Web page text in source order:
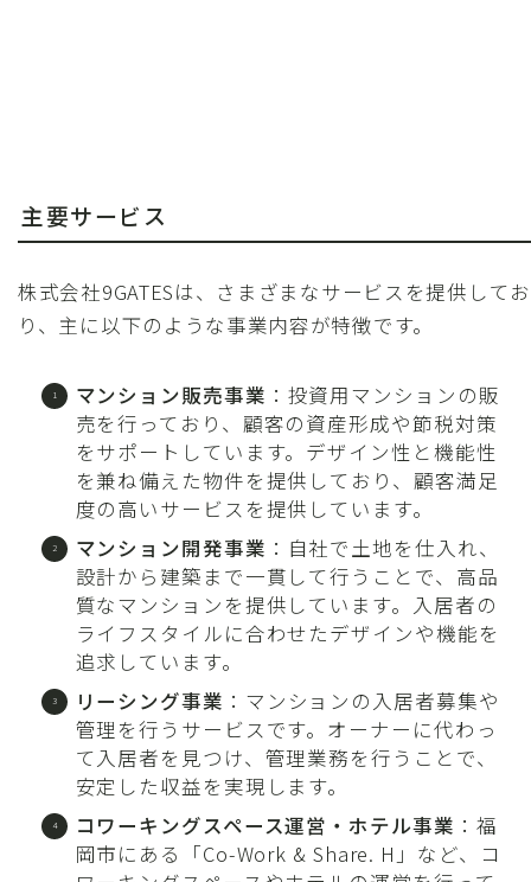
主要サービス
株式会社9GATESは、さまざまなサービスを提供してお
り、主に以下のような事業内容が特徴です。
マンション販売事業 ：投資用マンションの販
売を行っており、顧客の資産形成や節税対策
をサポートしています。デザイン性と機能性
を兼ね備えた物件を提供しており、顧客満足
度の高いサービスを提供しています。
マンション開発事業 ：自社で土地を仕入れ、
設計から建築まで一貫して行うことで、高品
質なマンションを提供しています。入居者の
ライフスタイルに合わせたデザインや機能を
追求しています。
リーシング事業 ：マンションの入居者募集や
管理を行うサービスです。オーナーに代わっ
て入居者を見つけ、管理業務を行うことで、
安定した収益を実現します。
コワーキングスペース運営・ホテル事業 ：福
岡市にある「Co-Work & Share. H」など、コ